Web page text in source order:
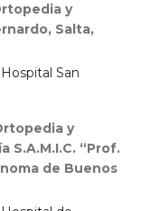
y
Salta,
San
y
S.A.M.I.C. “Prof.
de Buenos